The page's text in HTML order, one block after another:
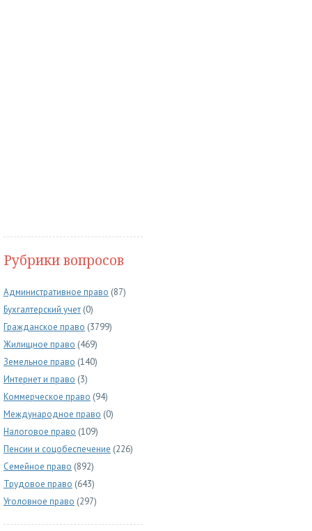
Рубрики вопросов
Административное право (87)
Бухгалтерский учет (0)
Гражданское право (3799)
Жилищное право (469)
Земельное право (140)
Интернет и право (3)
Коммерческое право (94)
Международное право (0)
Налоговое право (109)
Пенсии и соцобеспечение (226)
Семейное право (892)
Трудовое право (643)
Уголовное право (297)